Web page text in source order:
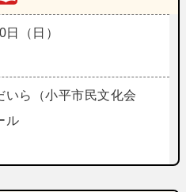
（日）
いら（小平市民文化会
ル